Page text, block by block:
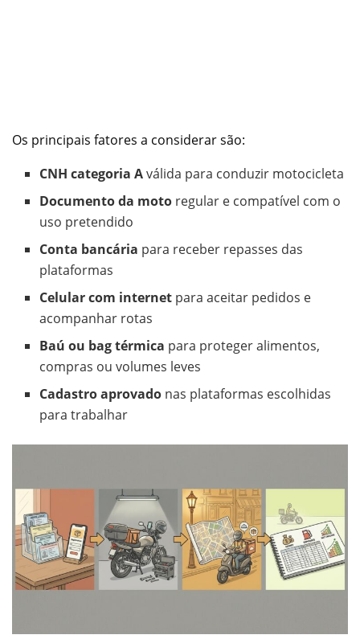
Os principais fatores a considerar são:
CNH categoria Aválida para conduzir motocicleta
Documento da moto regular e compatível com o
uso pretendido
Conta bancária para receber repasses das
plataformas
Celular com internet para aceitar pedidos e
acompanhar rotas
Baú ou bag térmica para proteger alimentos,
compras ou volumes leves
Cadastro aprovado nas plataformas escolhidas
para trabalhar